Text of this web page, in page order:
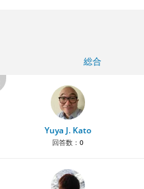
総合
Yuya J. Kato
回答数： 0